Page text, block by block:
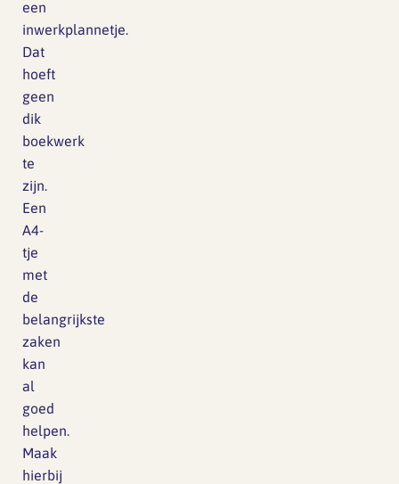
een
inwerkplannetje.
Dat
hoeft
geen
dik
boekwerk
te
zijn.
Een
A4-
tje
met
de
belangrijkste
zaken
kan
al
goed
helpen.
Maak
hierbij